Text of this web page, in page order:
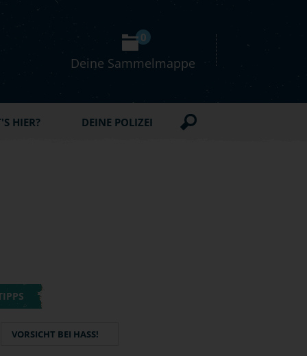
Deine Sammelmappe
0
HIER? DEINE POLIZEI
VORSICHT BEI HASS!